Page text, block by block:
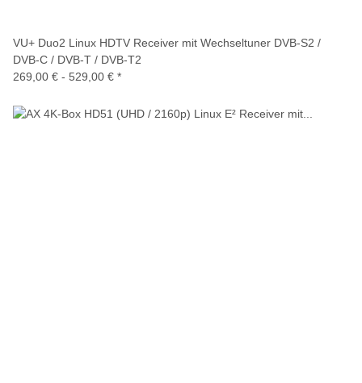
VU+ Duo2 Linux HDTV Receiver mit Wechseltuner DVB-S2 /
DVB-C / DVB-T / DVB-T2
269,00 € - 529,00 € *